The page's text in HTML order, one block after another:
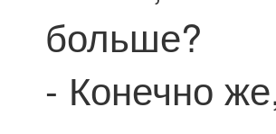
больше?
- Конечно